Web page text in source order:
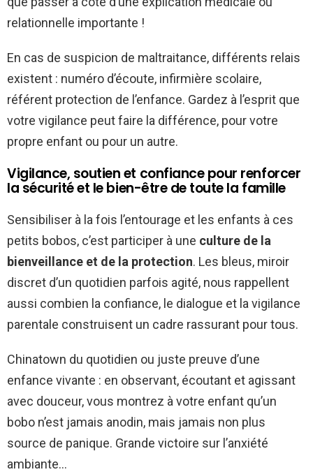
relationnelle importante !
En cas de suspicion de maltraitance, différents relais
existent : numéro d’écoute, infirmière scolaire,
référent protection de l’enfance. Gardez à l’esprit que
votre vigilance peut faire la différence, pour votre
propre enfant ou pour un autre.
Vigilance, soutien et confiance pour renforcer
la sécurité et le bien-être de toute la famille
Sensibiliser à la fois l’entourage et les enfants à ces
petits bobos, c’est participer à une culture de la
bienveillance et de la protection. Les bleus, miroir
discret d’un quotidien parfois agité, nous rappellent
aussi combien la confiance, le dialogue et la vigilance
parentale construisent un cadre rassurant pour tous.
Chinatown du quotidien ou juste preuve d’une
enfance vivante : en observant, écoutant et agissant
avec douceur, vous montrez à votre enfant qu’un
bobo n’est jamais anodin, mais jamais non plus
source de panique. Grande victoire sur l’anxiété
ambiante…